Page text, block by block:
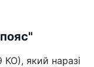
який наразі